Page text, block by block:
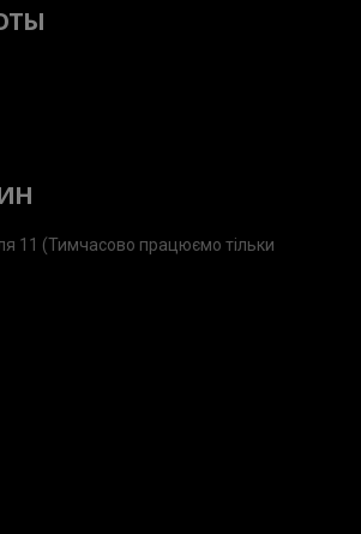
11 (Тимчасово працюємо тільки